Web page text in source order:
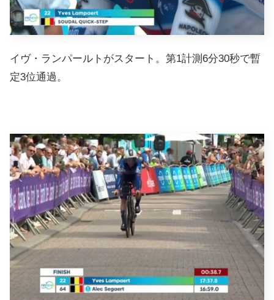
イヴ・ランパールトがスタート。第1計測6分30秒で暫
定3位通過。